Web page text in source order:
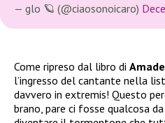
— glo 🪐 (@ciaosonoicaro)
Come ripreso dal libro di
l’ingresso del cantante nella
davvero in extremis! Questo
brano, pare ci fosse qualcosa